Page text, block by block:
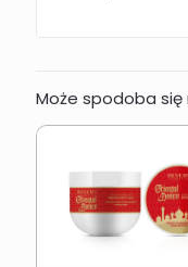
Może spodoba się